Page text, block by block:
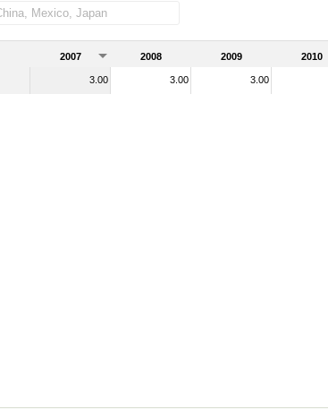
2007 2008 2009 2010
3.00 3.00 3.00